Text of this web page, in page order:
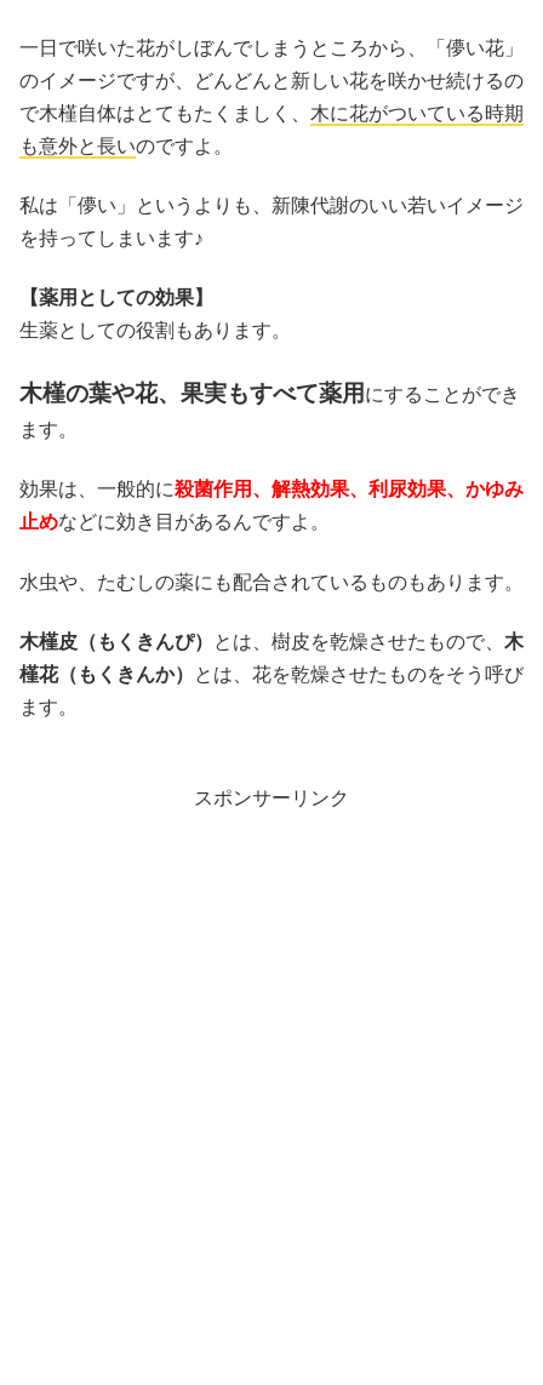
一日で咲いた花がしぼんでしまうところから、「儚い花」
のイメージですが、どんどんと新しい花を咲かせ続けるの
で木槿自体はとてもたくましく、 木に花がついている時期
も意外と長いのですよ。
私は「儚い」というよりも、新陳代謝のいい若いイメージ
を持ってしまいます♪
【薬用としての効果】
生薬としての役割もあります。
木槿の葉や花、果実もすべて薬用 にすることができ
ます。
効果は、一般的に殺菌作用、解熱効果、利尿効果、かゆみ
止めなどに効き目があるんですよ。
水虫や、たむしの薬にも配合されているものもあります。
木槿皮（もくきんぴ） とは、樹皮を乾燥させたもので、 木
槿花（もくきんか）
とは、花を乾燥させたものをそう呼び
ます。
スポンサーリンク